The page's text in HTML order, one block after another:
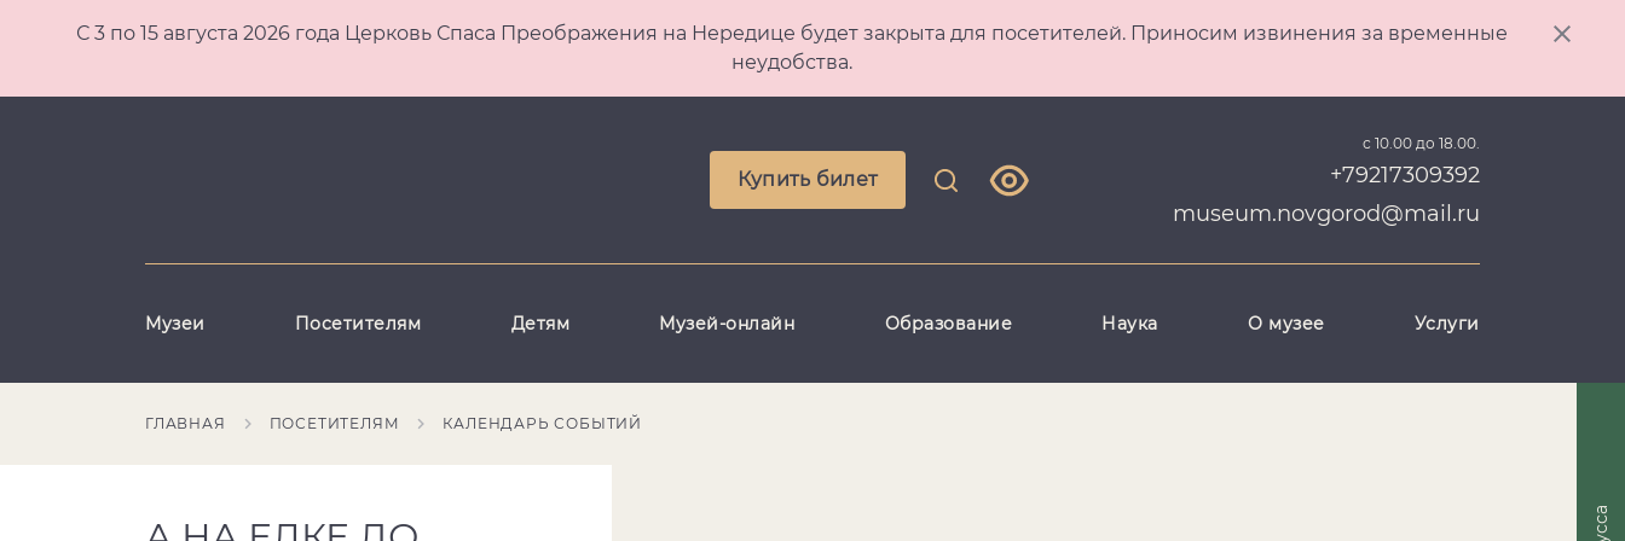
С 3 по 15 августа 2026 года Церковь Спаса Преображения на Нередице будет закрыта для посетителей. Приносим извинения за временные
неудобства.
Купить билет
с 10.00 до 18.00.
+79217309392
museum.novgorod@mail.ru
Музеи Посетителям Детям Музей-онлайн Образование Наука О музее Услуги
ГЛАВНАЯ ПОСЕТИТЕЛЯМ КАЛЕНДАРЬ СОБЫТИЙ